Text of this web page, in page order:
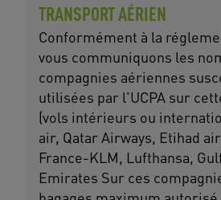
TRANSPORT AÉRIEN
Conformément à la
vous communiquons les
compagnies aériennes
utilisées par l'UCPA sur
(vols intérieurs ou
air, Qatar Airways, Etihad
France-KLM, Lufthansa,
Emirates Sur ces compagnies, le poids des